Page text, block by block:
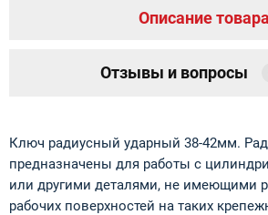
Описание товара
Отзывы и вопросы
Ключ радиусный ударный 38-42мм.
предназначены для работы с
или другими деталями, не имеющими
рабочих поверхностей на таких